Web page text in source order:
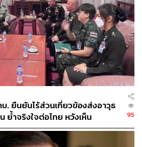
. ยืนยันไร้ส่วนเกี่ยวข้องส่งอาวุธ
ย้ำจริงใจต่อไทย หวังเห็น
95